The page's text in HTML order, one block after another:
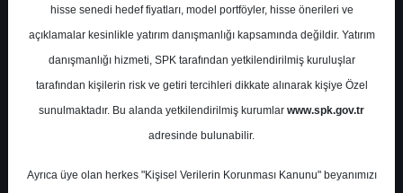
TOASO- TOFAŞ TÜRK
OTOMOBİL FABRİKASI A.Ş.
Hedef Fiyat 338.50 ₺
Getiri
%0.00
0 0
hisse senedi hedef fiyatları, model portföyler, hisse önerileri ve
açıklamalar kesinlikle yatırım danışmanlığı kapsamında değildir. Yatırım
danışmanlığı hizmeti, SPK tarafından yetkilendirilmiş kuruluşlar
tarafından kişilerin risk ve getiri tercihleri dikkate alınarak kişiye Özel
sunulmaktadır. Bu alanda yetkilendirilmiş kurumlar www.spk.gov.tr
adresinde bulunabilir.
Ayrıca üye olan herkes "Kişisel Verilerin Korunması Kanunu" beyanımızı